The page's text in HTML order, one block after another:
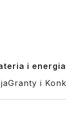
i energia
Granty i